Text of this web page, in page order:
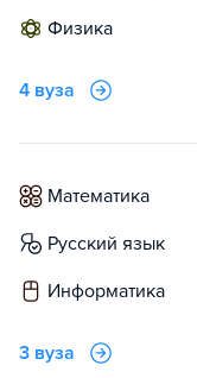
физика
4 вуза
математика
русский язык
информатика
3 вуза